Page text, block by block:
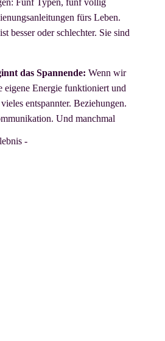
Fünf Typen, fünf völlig
fürs Leben.
besser oder schlechter. Sie sind
das Spannende: Wenn wir
eigene Energie funktioniert und
entspannter. Beziehungen.
Und manchmal